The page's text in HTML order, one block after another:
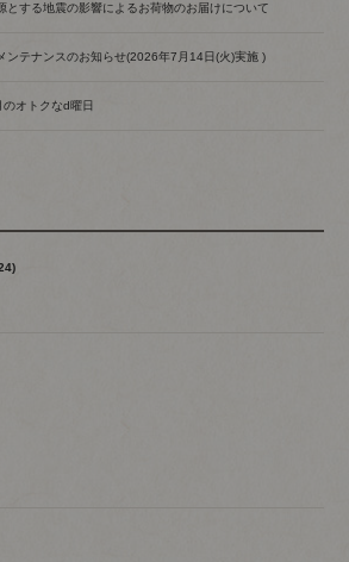
とする地震の影響によるお荷物のお届けについて
ンテナンスのお知らせ(2026年7月14日(火)実施 )
オトクなd曜日